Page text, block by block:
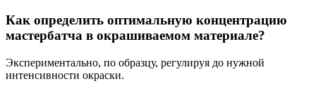
Как определить оптимальную концентрацию
мастербатча в окрашиваемом материале?
Экспериментально, по образцу, регулируя до нужной
интенсивности окраски.